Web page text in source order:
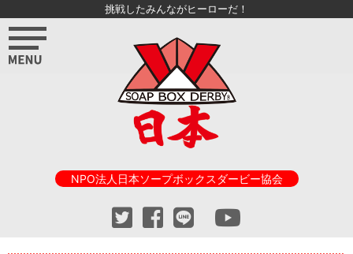
挑戦したみんながヒーローだ！
NPO法人日本ソープボックスダービー協会